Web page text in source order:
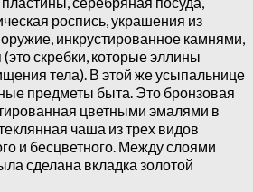
роспись, украшения из
инкрустированное камнями,
скребки, которые эллины
тела). В этой же усыпальнице
предметы быта. Это бронзовая
цветными эмалями в
чаша из трех видов
и бесцветного. Между слоями
сделана вкладка золотой